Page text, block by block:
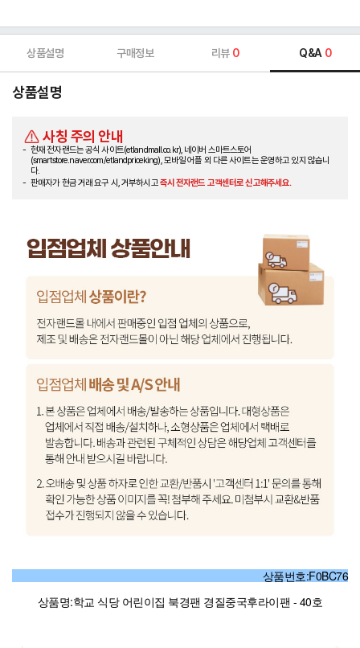
상품설명 구매정보 리뷰 0 Q&A 0
상품설명
사칭 주의 안내
현재 전자랜드는 공식 사이트(etlandmall.co.kr), 네이버 스마트스토어
(smartstore.naver.com/etlandpriceking), 모바일 어플 외 다른 사이트는 운영하고 있지 않습니
다.
판매자가 현금 거래 요구 시, 거부하시고즉시 전자랜드 고객센터로 신고해주세요.
상품번호:F0BC76
상품명:학교 식당 어린이집 북경팬 경질중국후라이팬 - 40호